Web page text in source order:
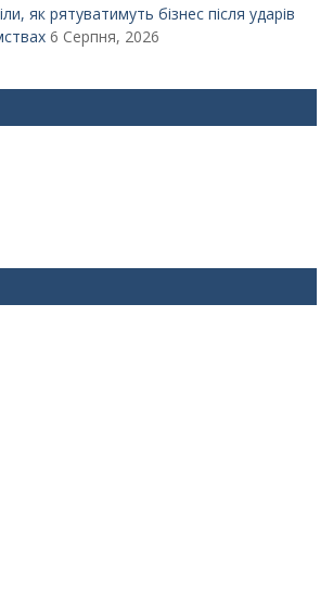
як рятуватимуть бізнес після ударів
6 Серпня, 2026